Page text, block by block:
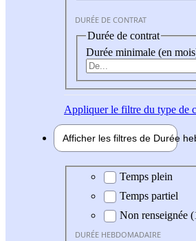
DURÉE DE CONTRAT
Durée de contrat
Durée minimale (en
Appliquerle filtre du type de
Afficher les filtres de Durée
Durée hebdomadaire
Temps plein
Temps partiel
Non renseignée
DURÉE HEBDOMADAIRE